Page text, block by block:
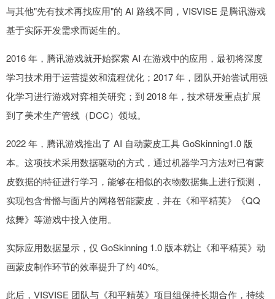
与其他"先有技术再找应用"的 AI 路线不同，VISVISE 是腾讯游戏
基于实际开发需求而诞生的。
2016 年，腾讯游戏就开始探索 AI 在游戏中的应用，最初将深度
学习技术用于运营提效和流程优化；2017 年，团队开始尝试用强
化学习进行游戏对弈相关研究；到 2018 年，技术研发重点扩展
到了美术生产管线（DCC）领域。
2022 年，腾讯游戏推出了 AI 自动蒙皮工具 GoSkinning1.0 版
本。这项技术采用数据驱动的方式，通过机器学习方法对已有蒙
皮数据的特征进行学习，能够在相似的衣物数据集上进行预测，
实现包含骨骼与面片的网格智能蒙皮，并在《和平精英》《QQ
炫舞》等游戏中投入使用。
实际应用数据显示，仅 GoSkinning 1.0 版本就让《和平精英》动
画蒙皮制作环节的效率提升了约 40%。
此后，VISVISE 团队与《和平精英》项目组保持长期合作，持续